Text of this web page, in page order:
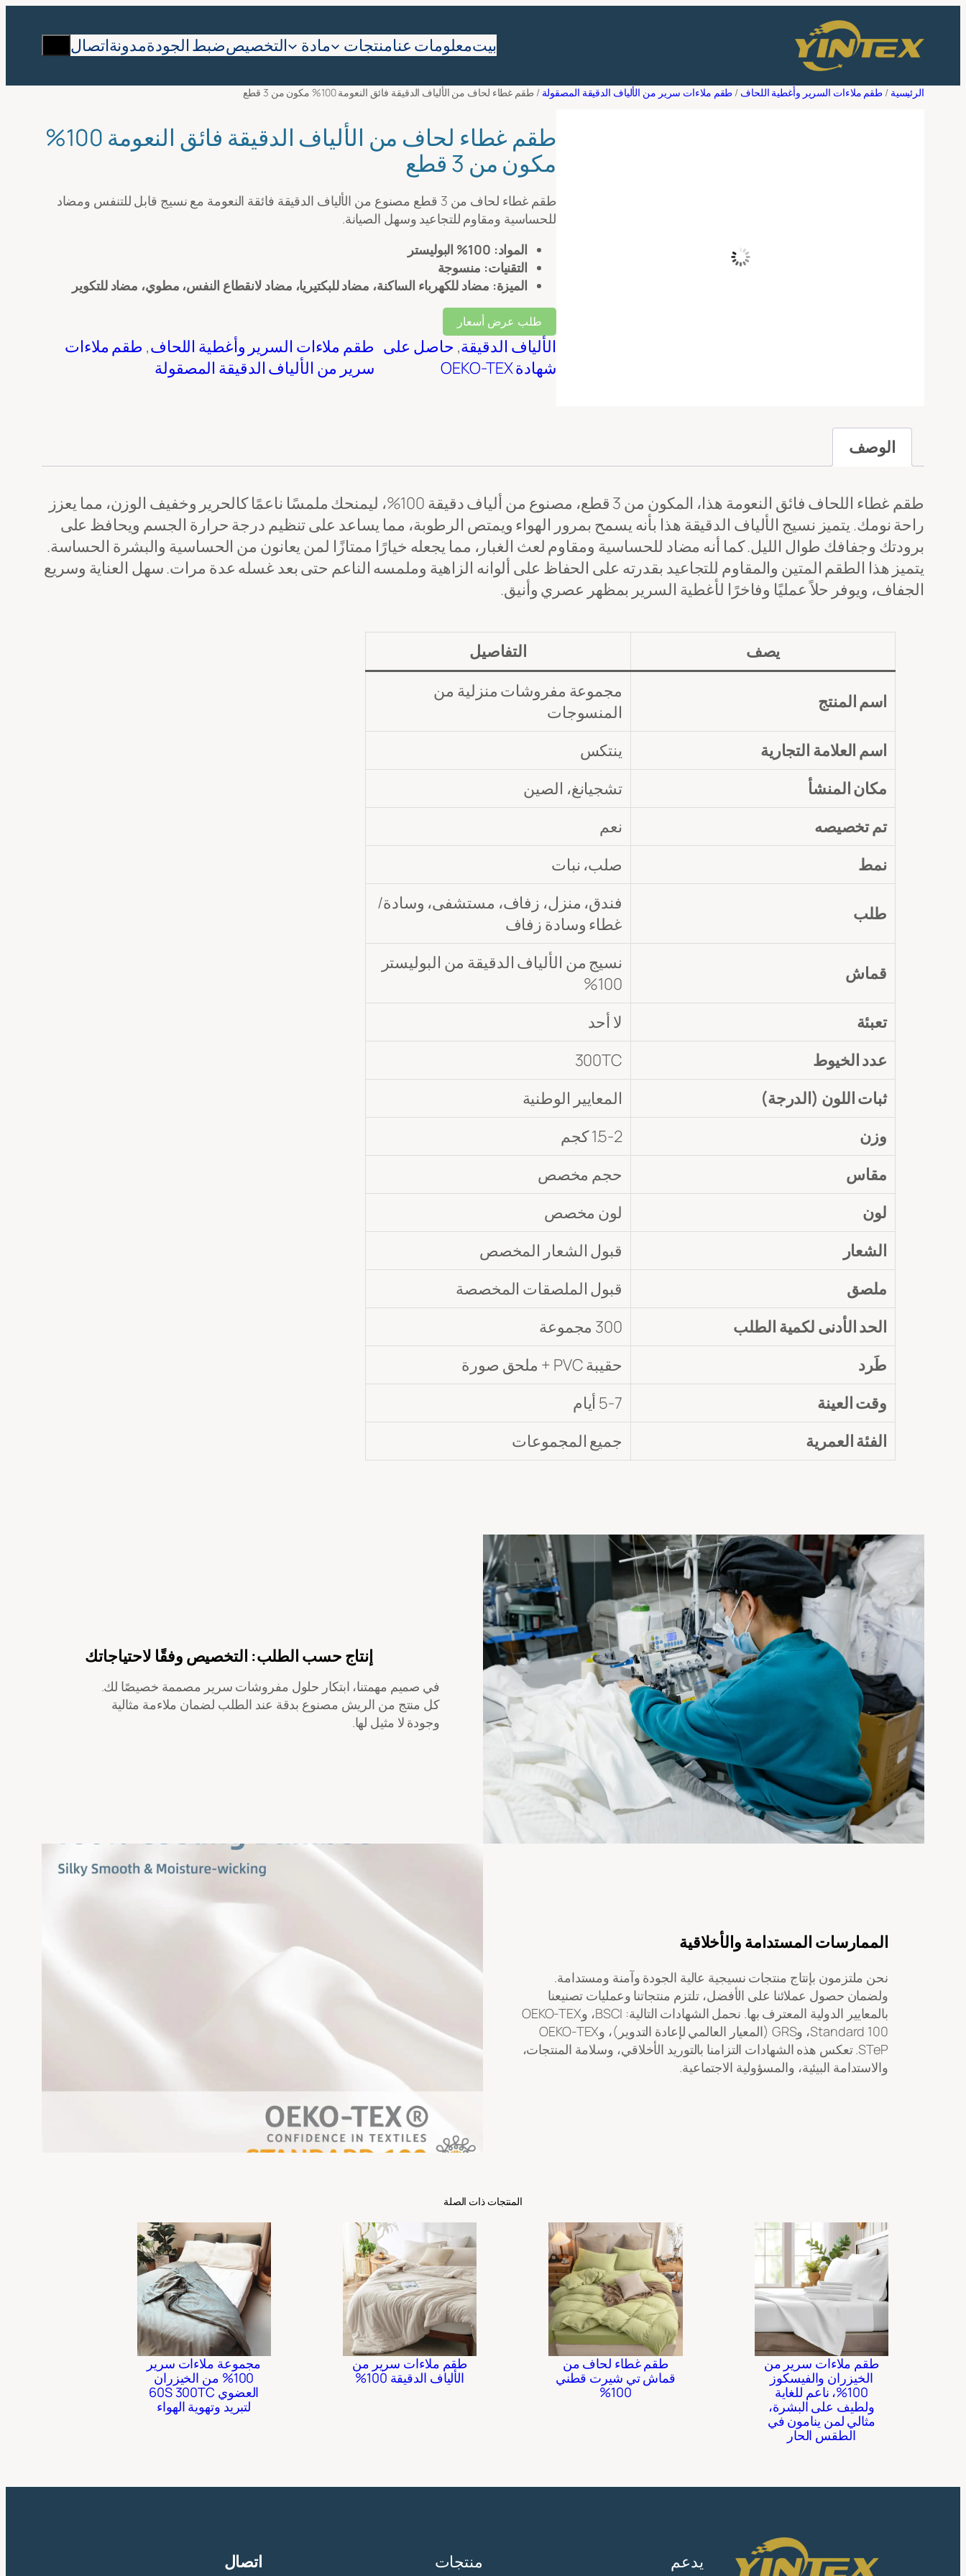
المحتوى
بيتمعلومات عنامنتجات مادة التخصيصضبط الجودةمدونةاتصال
الرئيسية / طقم ملاءات السرير وأغطية اللحاف / طقم ملاءات سرير من الألياف الدقيقة المصقولة / طقم غطاء لحاف من الألياف الدقيقة فائق النعومة 100% مكون من 3 قطع
طقم غطاء لحاف من الألياف الدقيقة فائق النعومة 100%
مكون من 3 قطع
طقم غطاء لحاف من 3 قطع مصنوع من الألياف الدقيقة فائقة النعومة مع نسيج قابل للتنفس ومضاد
للحساسية ومقاوم للتجاعيد وسهل الصيانة.
المواد: 100% البوليستر
التقنيات: منسوجة
الميزة: مضاد للكهرباء الساكنة، مضاد للبكتيريا، مضاد لانقطاع النفس، مطوي، مضاد للتكوير
طلب عرض أسعار
الألياف الدقيقة, حاصل على
شهادة OEKO-TEX
طقم ملاءات السرير وأغطية اللحاف, طقم ملاءات
سرير من الألياف الدقيقة المصقولة
الوصف
طقم غطاء اللحاف فائق النعومة هذا، المكون من 3 قطع، مصنوع من ألياف دقيقة 100%، ليمنحك ملمسًا ناعمًا كالحرير وخفيف الوزن، مما يعزز
راحة نومك. يتميز نسيج الألياف الدقيقة هذا بأنه يسمح بمرور الهواء ويمتص الرطوبة، مما يساعد على تنظيم درجة حرارة الجسم ويحافظ على
برودتك وجفافك طوال الليل. كما أنه مضاد للحساسية ومقاوم لعث الغبار، مما يجعله خيارًا ممتازًا لمن يعانون من الحساسية والبشرة الحساسة.
يتميز هذا الطقم المتين والمقاوم للتجاعيد بقدرته على الحفاظ على ألوانه الزاهية وملمسه الناعم حتى بعد غسله عدة مرات. سهل العناية وسريع
الجفاف، ويوفر حلاً عمليًا وفاخرًا لأغطية السرير بمظهر عصري وأنيق.
يصف التفاصيل
اسم المنتج
مجموعة مفروشات منزلية من
المنسوجات
اسم العلامة التجارية
ينتكس
مكان المنشأ
تشجيانغ، الصين
تم تخصيصه
نعم
نمط
صلب، نبات
طلب
فندق، منزل، زفاف، مستشفى، وسادة/
غطاء وسادة زفاف
قماش
نسيج من الألياف الدقيقة من البوليستر
100%
تعبئة
لا أحد
عدد الخيوط
300TC
ثبات اللون (الدرجة)
المعايير الوطنية
وزن
1.5-2 كجم
مقاس
حجم مخصص
لون
لون مخصص
الشعار
قبول الشعار المخصص
ملصق
قبول الملصقات المخصصة
الحد الأدنى لكمية الطلب
300 مجموعة
طَرد
حقيبة PVC + ملحق صورة
وقت العينة
5-7 أيام
الفئة العمرية
جميع المجموعات
إنتاج حسب الطلب: التخصيص وفقًا لاحتياجاتك
في صميم مهمتنا، ابتكار حلول مفروشات سرير مصممة خصيصًا لك.
كل منتج من الريش مصنوع بدقة عند الطلب لضمان ملاءمة مثالية
وجودة لا مثيل لها.
الممارسات المستدامة والأخلاقية
نحن ملتزمون بإنتاج منتجات نسيجية عالية الجودة وآمنة ومستدامة.
ولضمان حصول عملائنا على الأفضل، تلتزم منتجاتنا وعمليات تصنيعنا
بالمعايير الدولية المعترف بها. نحمل الشهادات التالية: BSCI، وOEKO-TEX
Standard 100، وGRS (المعيار العالمي لإعادة التدوير)، وOEKO-TEX
STeP. تعكس هذه الشهادات التزامنا بالتوريد الأخلاقي، وسلامة المنتجات،
والاستدامة البيئية، والمسؤولية الاجتماعية.
المنتجات ذات الصلة
طقم ملاءات سرير من
الخيزران والفيسكوز
100%، ناعم للغاية
ولطيف على البشرة،
مثالي لمن ينامون في
الطقس الحار
طقم غطاء لحاف من
قماش تي شيرت قطني
100%
طقم ملاءات سرير من
الألياف الدقيقة 100%
مجموعة ملاءات سرير
100% من الخيزران
العضوي 60S 300TC
لتبريد وتهوية الهواء
يدعم منتجات اتصال
طلب عرض الأسعار
الاسم الكامل*
رسالة*
تحميل الملف